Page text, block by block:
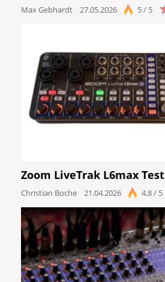
Max Gebhardt 27.05.2026 5 / 5
Zoom LiveTrak L6max Test
Christian Boche 21.04.2026 4,8 / 5